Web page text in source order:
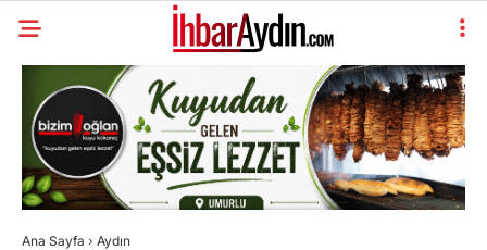
Ana Sayfa › Aydın